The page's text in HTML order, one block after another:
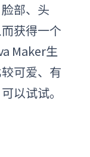
部、头
获得一个
Maker生
可爱、有
以试试。